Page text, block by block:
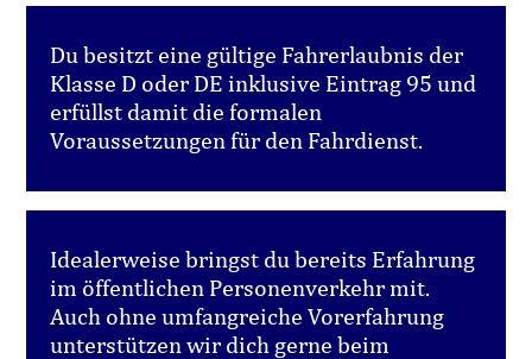
Du besitzt eine gültige Fahrerlaubnis der
Klasse D oder DE inklusive Eintrag 95 und
erfüllst damit die formalen
Voraussetzungen für den Fahrdienst.
Idealerweise bringst du bereits Erfahrung
im öffentlichen Personenverkehr mit.
Auch ohne umfangreiche Vorerfahrung
unterstützen wir dich gerne beim